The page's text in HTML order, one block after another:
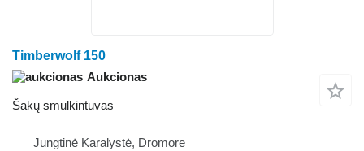
Timberwolf 150
Aukcionas
Šakų smulkintuvas
Jungtinė Karalystė, Dromore